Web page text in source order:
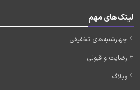
لینک‌های مهم
چهارشنبه‌های تخفیفی
رضایت و قبولی
وبلاگ